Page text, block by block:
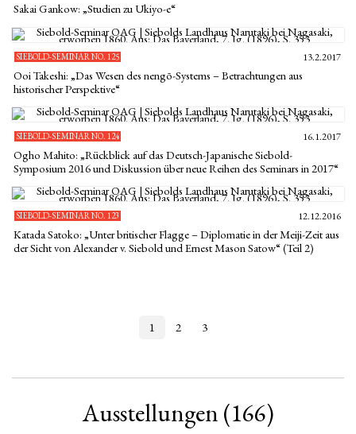
Sakai Gankow: „Studien zu Ukiyo-e“
SIEBOLD-SEMINAR NO. 125 13.2.2017
Ooi Takeshi: „Das Wesen des nengō-Systems – Betrachtungen aus
historischer Perspektive“
SIEBOLD-SEMINAR NO. 124 16.1.2017
Ogho Mahito: „Rückblick auf das Deutsch-Japanische Siebold-
Symposium 2016 und Diskussion über neue Reihen des Seminars in 2017“
SIEBOLD-SEMINAR NO. 123 12.12.2016
Katada Satoko: „Unter britischer Flagge – Diplomatie in der Meiji-Zeit aus
der Sicht von Alexander v. Siebold und Ernest Mason Satow“ (Teil 2)
1 2 3
Ausstellungen (166)